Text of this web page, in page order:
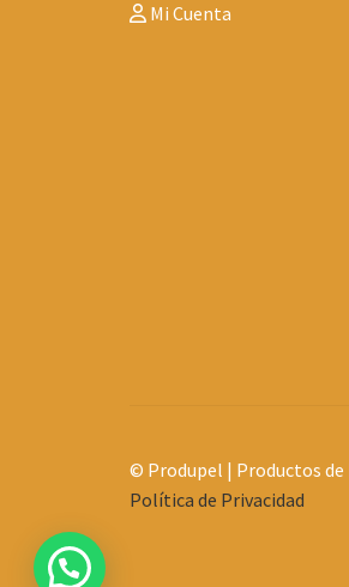
Mi Cuenta
© Produpel | Productos de
Política de Privacidad